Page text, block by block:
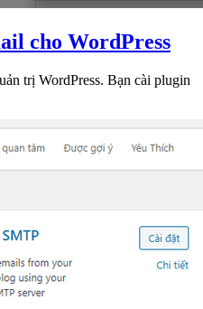
cho WordPress
trị WordPress. Bạn cài plugin